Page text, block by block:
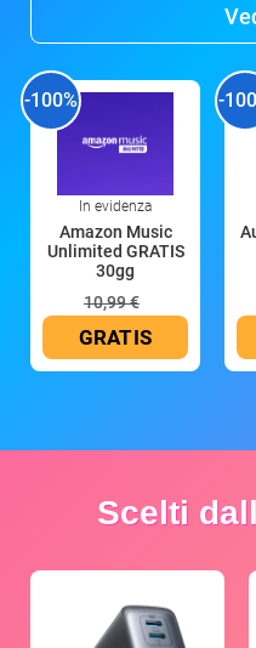
-100%
In evidenza
Amazon Music
Unlimited GRATIS
30gg
10,99 €
GRATIS
-
Scelti